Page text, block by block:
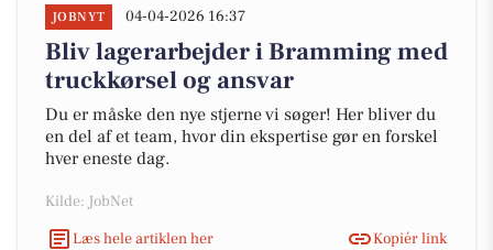
JOBNYT 04-04-2026 16:37
Bliv lagerarbejder i Bramming med
truckkørsel og ansvar
Du er måske den nye stjerne vi søger! Her bliver du
en del af et team, hvor din ekspertise gør en forskel
hver eneste dag.
Kilde: JobNet
Læs hele artiklen her
Kopiér link